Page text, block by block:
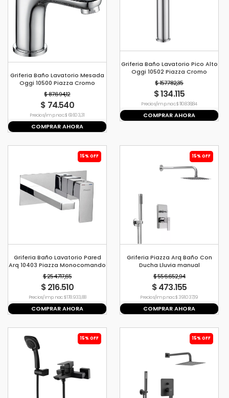
Griferia Baño Lavatorio Mesada
Oggi 10500 Piazza Cromo
Brillante
$ 87.694,12
$ 74.540
Precio s/imp. nac. $ 61.603,31
COMPRAR AHORA
Griferia Baño Lavatorio Pico Alto
Oggi 10502 Piazza Cromo
Cromado
$ 157.782,35
$ 134.115
Precio s/imp. nac. $ 110.838,84
COMPRAR AHORA
15% OFF
Griferia Baño Lavatorio Pared
Arq 10403 Piazza Monocomando
$ 254.717,65
$ 216.510
Precio s/imp. nac. $ 178.933,88
COMPRAR AHORA
15% OFF
Griferia Piazza Arq Baño Con
Ducha Lluvia manual
Monocomando 10409
$ 556.652,94
$ 473.155
Precio s/imp. nac. $ 391.037,19
COMPRAR AHORA
15% OFF 15% OFF